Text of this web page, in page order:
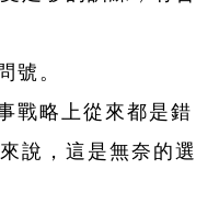
號。
戰略上從來都是錯
說，這是無奈的選